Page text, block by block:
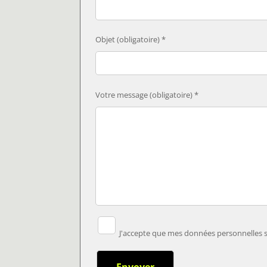
Objet (obligatoire) *
Votre message (obligatoire) *
J'accepte que mes données